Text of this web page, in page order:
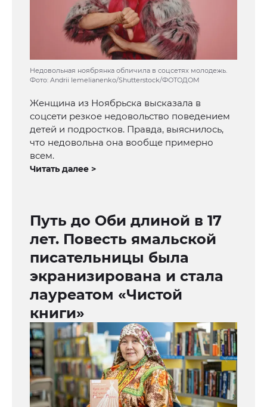
Недовольная ноябрянка обличила в соцсетях молодежь.
Фото: Andrii Iemelianenko/Shutterstock/ФОТОДОМ
Женщина из Ноябрьска высказала в
соцсети резкое недовольство поведением
детей и подростков. Правда, выяснилось,
что недовольна она вообще примерно
всем.
Читать далее >
Путь до Оби длиной в 17
лет. Повесть ямальской
писательницы была
экранизирована и стала
лауреатом «Чистой
книги»